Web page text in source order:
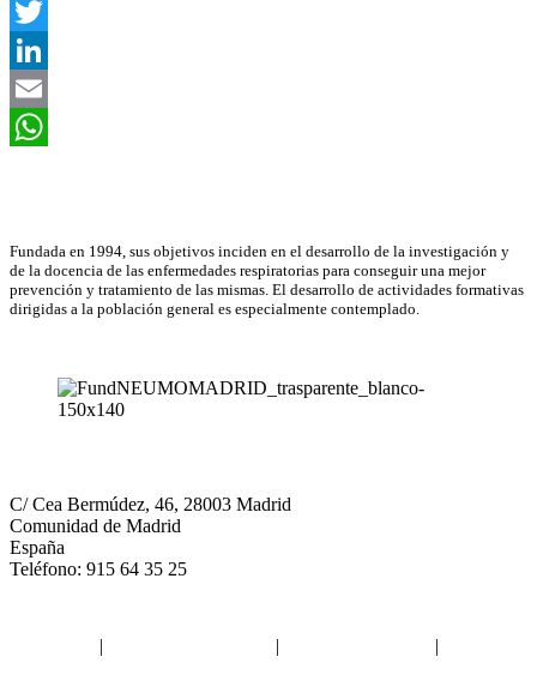
Facebook
Twitter
LinkedIn
Email
Fundada en 1994, sus objetivos inciden en el desarrollo de la investigación y
de la docencia de las enfermedades respiratorias para conseguir una mejor
prevención y tratamiento de las mismas. El desarrollo de actividades formativas
dirigidas a la población general es especialmente contemplado.
C/ Cea Bermúdez, 46, 28003 Madrid
Comunidad de Madrid
España
Teléfono: 915 64 35 25
| | |